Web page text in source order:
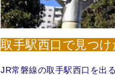
取手駅西口で見つ
JR常磐線の取手駅西口を出